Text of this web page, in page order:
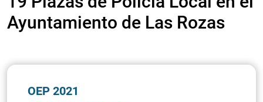
Ayuntamiento de Las Rozas
OEP 2021